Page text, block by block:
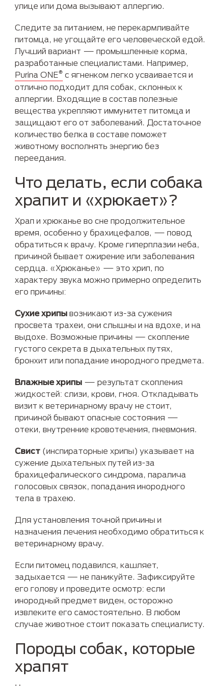
улице или дома вызывают аллергию.
Следите за питанием, не перекармливайте
питомца, не угощайте его человеческой едой.
Лучший вариант — промышленные корма,
разработанные специалистами. Например,
Purina ONE® с ягненком легко усваивается и
отлично подходит для собак, склонных к
аллергии. Входящие в состав полезные
вещества укрепляют иммунитет питомца и
защищают его от заболеваний. Достаточное
количество белка в составе поможет
животному восполнять энергию без
переедания.
Что делать, если собака
храпит и «хрюкает»?
Храп и хрюканье во сне продолжительное
время, особенно у брахицефалов, — повод
обратиться к врачу. Кроме гиперплазии неба,
причиной бывает ожирение или заболевания
сердца. «Хрюканье» — это хрип, по
характеру звука можно примерно определить
его причины:
Сухие хрипы возникают из-за сужения
просвета трахеи, они слышны и на вдохе, и на
выдохе. Возможные причины — скопление
густого секрета в дыхательных путях,
бронхит или попадание инородного предмета.
Влажные хрипы — результат скопления
жидкостей: слизи, крови, гноя. Откладывать
визит к ветеринарному врачу не стоит,
причиной бывают опасные состояния —
отеки, внутренние кровотечения, пневмония.
Свист (инспираторные хрипы) указывает на
сужение дыхательных путей из-за
брахицефалического синдрома, паралича
голосовых связок, попадания инородного
тела в трахею.
Для установления точной причины и
назначения лечения необходимо обратиться к
ветеринарному врачу.
Если питомец подавился, кашляет,
задыхается — не паникуйте. Зафиксируйте
его голову и проведите осмотр: если
инородный предмет виден, осторожно
извлеките его самостоятельно. В любом
случае животное стоит показать специалисту.
Породы собак, которые
храпят